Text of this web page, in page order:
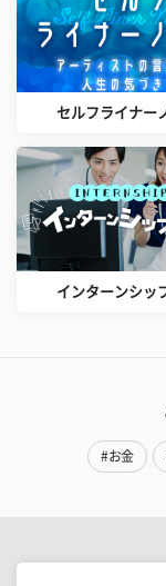
セルフライナー
インターンシッ
#お金